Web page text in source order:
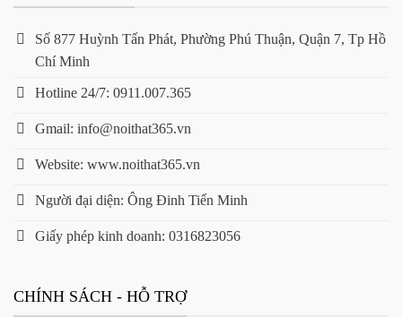
Số 877 Huỳnh Tấn Phát, Phường Phú Thuận, Quận 7, Tp Hồ
Chí Minh
Hotline 24/7: 0911.007.365
Gmail: info@noithat365.vn
Website: www.noithat365.vn
Người đại diện: Ông Đinh Tiến Minh
Giấy phép kinh doanh: 0316823056
CHÍNH SÁCH - HỖ TRỢ